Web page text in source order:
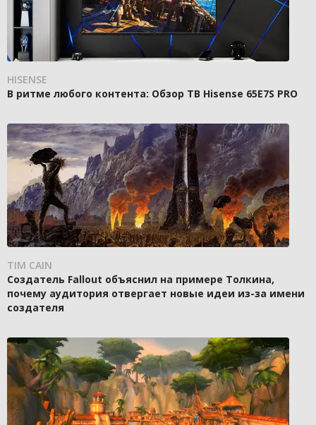
HISENSE
В ритме любого контента: Обзор ТВ Hisense 65E7S PRO
TIM CAIN
Создатель Fallout объяснил на примере Толкина,
почему аудитория отвергает новые идеи из-за имени
создателя